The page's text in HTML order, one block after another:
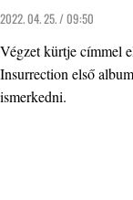
2022. 04. 25. / 09:50
Végzet kürtje címmel
Insurrection első
ismerkedni.